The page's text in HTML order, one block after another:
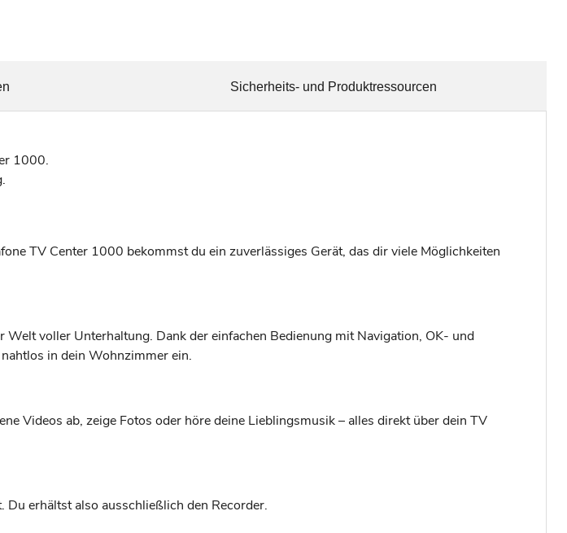
1000.
TV Center 1000 bekommst du ein zuverlässiges Gerät, das dir viele Möglichkeiten
voller Unterhaltung. Dank der einfachen Bedienung mit Navigation, OK- und
in dein Wohnzimmer ein.
Videos ab, zeige Fotos oder höre deine Lieblingsmusik – alles direkt über dein TV
erhältst also ausschließlich den Recorder.
Sicherheits- und Produktressourcen